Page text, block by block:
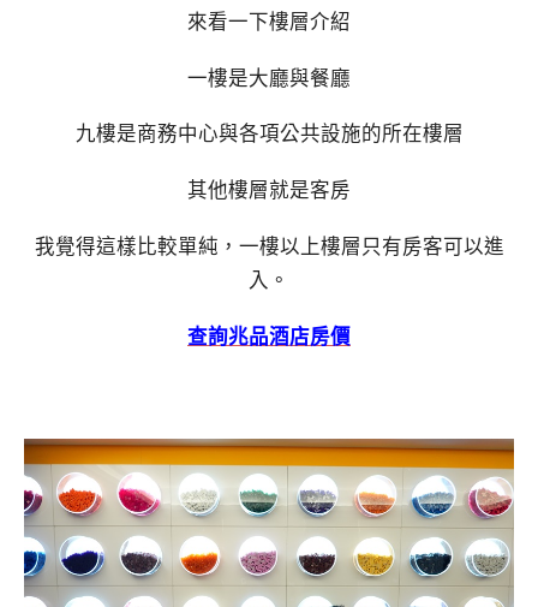
來看一下樓層介紹
一樓是大廳與餐廳
九樓是商務中心與各項公共設施的所在樓層
其他樓層就是客房
我覺得這樣比較單純，一樓以上樓層只有房客可以進
入。
查詢兆品酒店房價